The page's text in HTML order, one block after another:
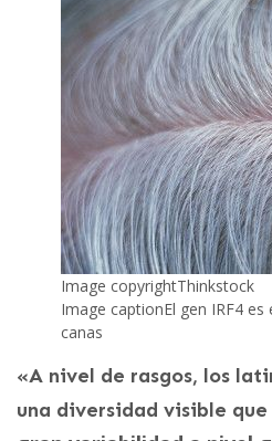
Image copyrightThinkstock
Image captionEl gen IRF4
canas
«A nivel de rasgos, los
una diversidad visible